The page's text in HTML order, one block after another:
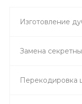
Изготовление
Замена
Перекодировка